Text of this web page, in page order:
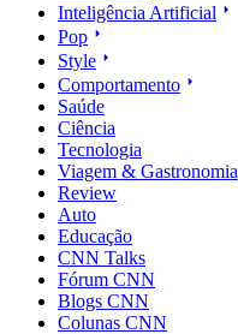
Inteligência Artificial
Pop
Style
Comportamento
Saúde
Ciência
Tecnologia
Viagem & Gastronomia
Review
Auto
Educação
CNN Talks
Fórum CNN
Blogs CNN
Colunas CNN